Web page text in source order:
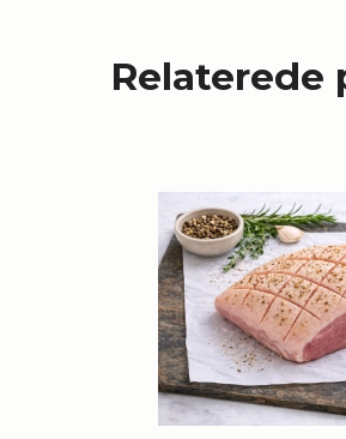
Relaterede